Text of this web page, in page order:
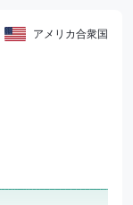
アメリカ合衆国